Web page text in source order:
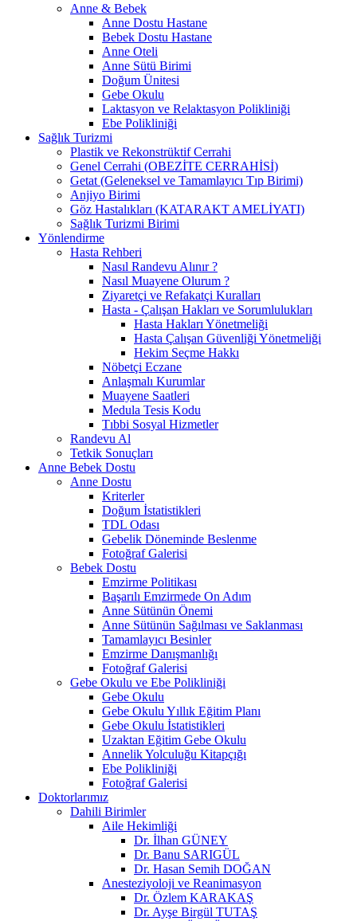
Anne & Bebek
Anne Dostu Hastane
Bebek Dostu Hastane
Anne Oteli
Anne Sütü Birimi
Doğum Ünitesi
Gebe Okulu
Laktasyon ve Relaktasyon Polikliniği
Ebe Polikliniği
Sağlık Turizmi
Plastik ve Rekonstrüktif Cerrahi
Genel Cerrahi (OBEZİTE CERRAHİSİ)
Getat (Geleneksel ve Tamamlayıcı Tıp Birimi)
Anjiyo Birimi
Göz Hastalıkları (KATARAKT AMELİYATI)
Sağlık Turizmi Birimi
Yönlendirme
Hasta Rehberi
Nasıl Randevu Alınır ?
Nasıl Muayene Olurum ?
Ziyaretçi ve Refakatçi Kuralları
Hasta - Çalışan Hakları ve Sorumlulukları
Hasta Hakları Yönetmeliği
Hasta Çalışan Güvenliği Yönetmeliği
Hekim Seçme Hakkı
Nöbetçi Eczane
Anlaşmalı Kurumlar
Muayene Saatleri
Medula Tesis Kodu
Tıbbi Sosyal Hizmetler
Randevu Al
Tetkik Sonuçları
Anne Bebek Dostu
Anne Dostu
Kriterler
Doğum İstatistikleri
TDL Odası
Gebelik Döneminde Beslenme
Fotoğraf Galerisi
Bebek Dostu
Emzirme Politikası
Başarılı Emzirmede On Adım
Anne Sütünün Önemi
Anne Sütünün Sağılması ve Saklanması
Tamamlayıcı Besinler
Emzirme Danışmanlığı
Fotoğraf Galerisi
Gebe Okulu ve Ebe Polikliniği
Gebe Okulu
Gebe Okulu Yıllık Eğitim Planı
Gebe Okulu İstatistikleri
Uzaktan Eğitim Gebe Okulu
Annelik Yolculuğu Kitapçığı
Ebe Polikliniği
Fotoğraf Galerisi
Doktorlarımız
Dahili Birimler
Aile Hekimliği
Dr. İlhan GÜNEY
Dr. Banu SARIGÜL
Dr. Hasan Semih DOĞAN
Anesteziyoloji ve Reanimasyon
Dr. Özlem KARAKAŞ
Dr. Ayşe Birgül TUTAŞ